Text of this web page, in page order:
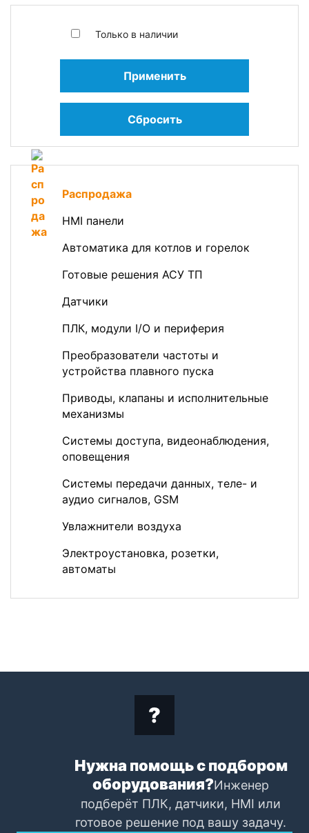
Только в наличии
Применить
Сбросить
Распродажа
HMI панели
Автоматика для котлов и горелок
Готовые решения АСУ ТП
Датчики
ПЛК, модули I/O и периферия
Преобразователи частоты и
устройства плавного пуска
Приводы, клапаны и исполнительные
механизмы
Системы доступа, видеонаблюдения,
оповещения
Системы передачи данных, теле- и
аудио сигналов, GSM
Увлажнители воздуха
Электроустановка, розетки,
автоматы
Нужна помощь с подбором
оборудования?Инженер
подберёт ПЛК, датчики, HMI или
готовое решение под вашу задачу.